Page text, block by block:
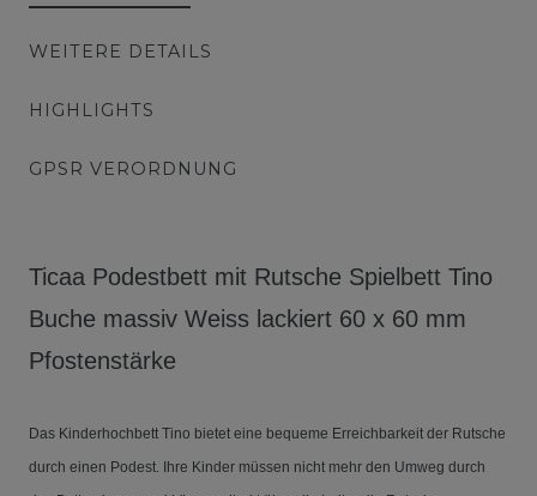
WEITERE DETAILS
HIGHLIGHTS
GPSR VERORDNUNG
Ticaa Podestbett mit Rutsche Spielbett Tino
Buche massiv Weiss lackiert 60 x 60 mm
Pfostenstärke
Das Kinderhochbett Tino bietet eine bequeme Erreichbarkeit der Rutsche
durch einen Podest. Ihre Kinder müssen nicht mehr den Umweg durch